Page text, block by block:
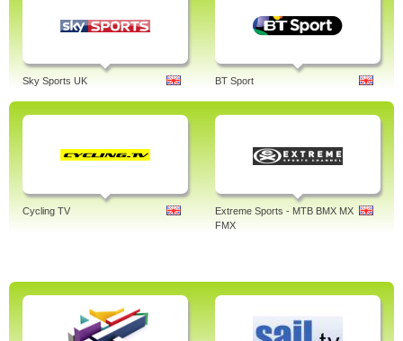
Sky Sports UK BT Sport
Cycling TV
Extreme Sports - MTB BMX MX
FMX